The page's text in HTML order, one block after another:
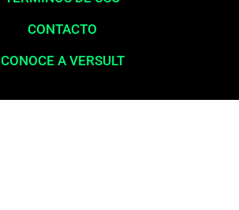
CONTACTO
CONOCE A VERSULT